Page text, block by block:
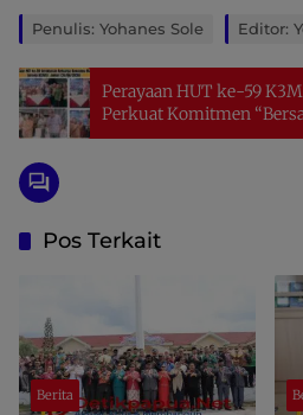
Penulis: Yohanes Sole Editor:
Perayaan HUT ke-59
Perkuat Komitmen
Pos Terkait
Berita